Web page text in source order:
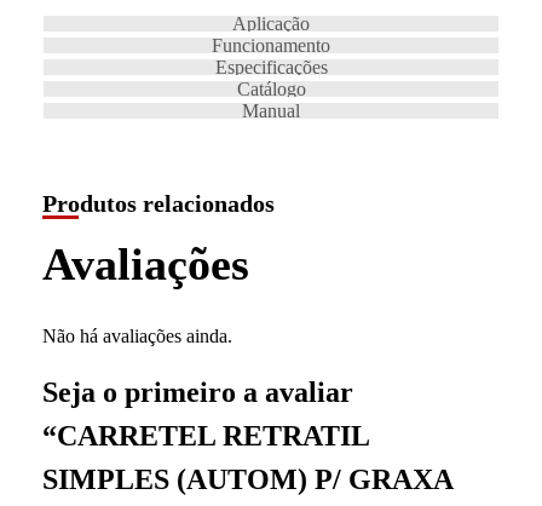
Aplicação
Funcionamento
Especificações
Catálogo
Manual
Produtos relacionados
Avaliações
Não há avaliações ainda.
Seja o primeiro a avaliar
“CARRETEL RETRATIL
SIMPLES (AUTOM) P/ GRAXA